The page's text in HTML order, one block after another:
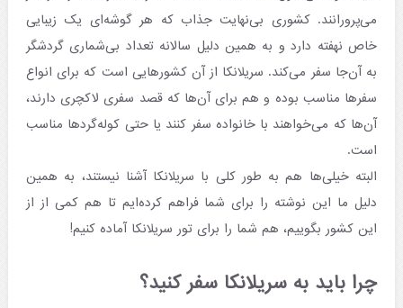
می‌پرورانند. کشوری بی‌نهایت جذاب که هر گوشه‌ای یک زیبایی
خاص نهفته دارد و به همین دلیل سالانه تعداد بی‌شماری گردشگر
به آن‌جا سفر می‌کند. سریلانکا از آن کشورهایی است که برای انواع
سفرها مناسب بوده و هم برای آن‌ها که قصد سفری لاکچری دارند،
آن‌ها که می‌خواهند با خانواده سفر کنند یا حتی کوله‌گردها مناسب
است.
البته خیلی‌ها هم به طور کلی با سریلانکا آشنا نیستند، به همین
دلیل ما این نوشته را برای شما فراهم کرده‌ایم تا هم کمی از از
این کشور بگوییم، هم شما را برای تور سریلانکا آماده کنیم!
چرا باید به سریلانکا سفر کنید؟